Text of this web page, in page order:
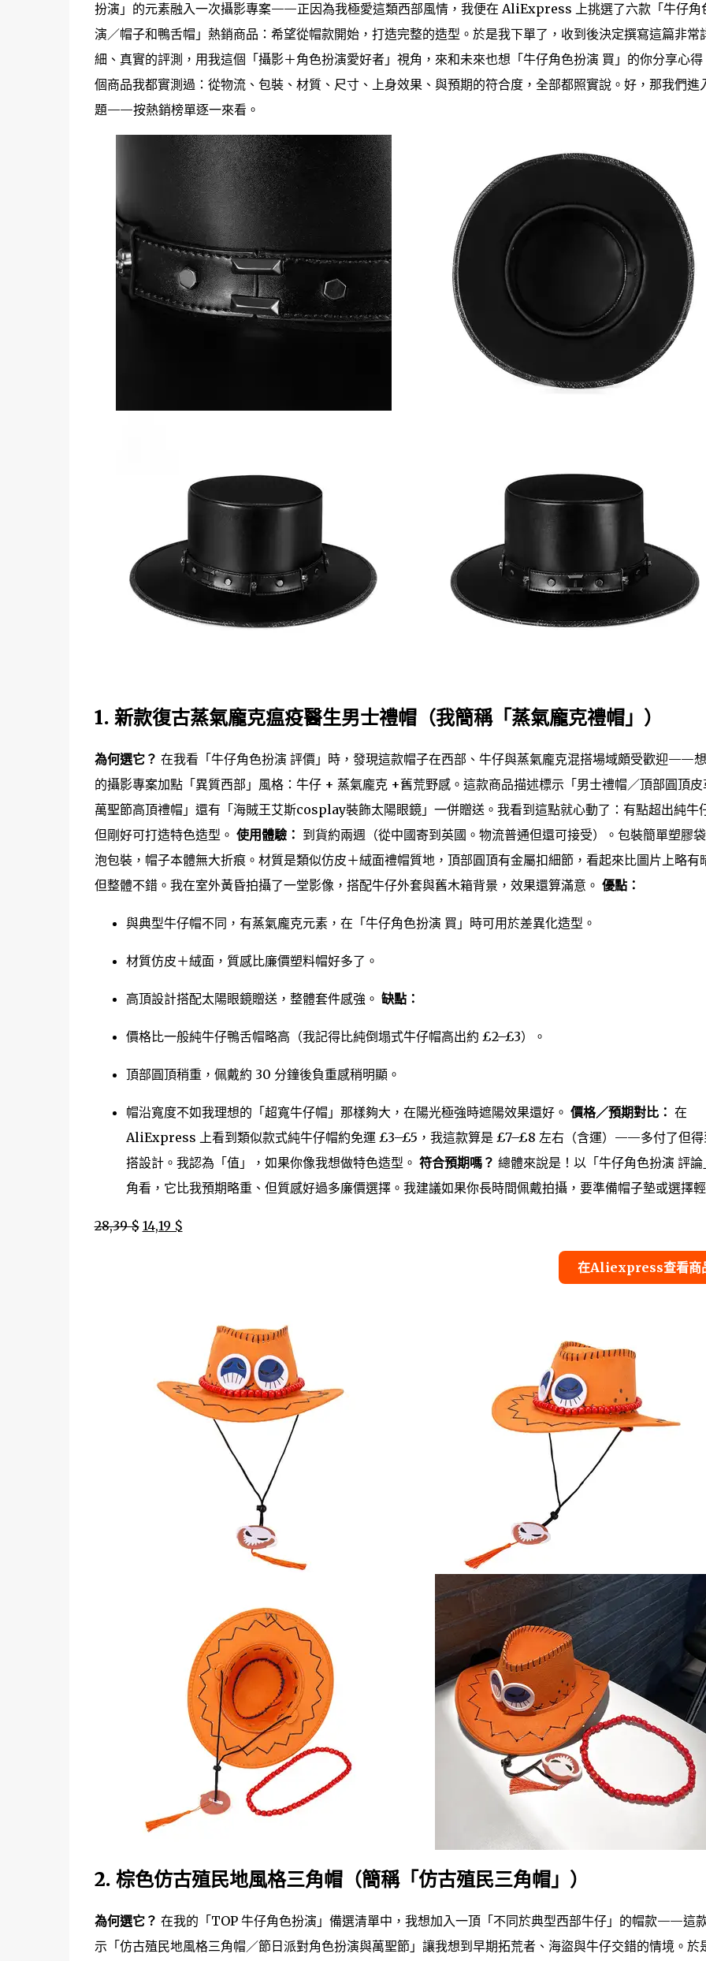
扮演」的元素融入一次攝影專案——正因為我極愛這類西部風情，我便在 AliExpress 上挑選了六款「牛仔角
演／帽子和鴨舌帽」熱銷商品：希望從帽款開始，打造完整的造型。於是我下單了，收到後決定撰寫這篇非常
細、真實的評測，用我這個「攝影＋角色扮演愛好者」視角，來和未來也想「牛仔角色扮演 買」的你分享心得
個商品我都實測過：從物流、包裝、材質、尺寸、上身效果、與預期的符合度，全部都照實說。好，那我們進
題——按熱銷榜單逐一來看。
1. 新款復古蒸氣龐克瘟疫醫生男士禮帽（我簡稱「蒸氣龐克禮帽」）
為何選它？ 在我看「牛仔角色扮演 評價」時，發現這款帽子在西部、牛仔與蒸氣龐克混搭場域頗受歡迎——
的攝影專案加點「異質西部」風格：牛仔 + 蒸氣龐克 +舊荒野感。這款商品描述標示「男士禮帽／頂部圓頂皮
萬聖節高頂禮帽」還有「海賊王艾斯cosplay裝飾太陽眼鏡」一併贈送。我看到這點就心動了：有點超出純牛
但剛好可打造特色造型。 使用體驗： 到貨約兩週（從中國寄到英國。物流普通但還可接受）。包裝簡單塑膠
泡包裝，帽子本體無大折痕。材質是類似仿皮＋絨面禮帽質地，頂部圓頂有金屬扣細節，看起來比圖片上略有
但整體不錯。我在室外黃昏拍攝了一堂影像，搭配牛仔外套與舊木箱背景，效果還算滿意。 優點：
與典型牛仔帽不同，有蒸氣龐克元素，在「牛仔角色扮演 買」時可用於差異化造型。
材質仿皮＋絨面，質感比廉價塑料帽好多了。
高頂設計搭配太陽眼鏡贈送，整體套件感強。 缺點：
價格比一般純牛仔鴨舌帽略高（我記得比純倒塌式牛仔帽高出約 £2–£3）。
頂部圓頂稍重，佩戴約 30 分鐘後負重感稍明顯。
帽沿寬度不如我理想的「超寬牛仔帽」那樣夠大，在陽光極強時遮陽效果還好。 價格／預期對比： 在
AliExpress 上看到類似款式純牛仔帽約免運 £3–£5，我這款算是 £7–£8 左右（含運）——多付了但得
搭設計。我認為「值」，如果你像我想做特色造型。 符合預期嗎？ 總體來說是！以「牛仔角色扮演 評論
角看，它比我預期略重、但質感好過多廉價選擇。我建議如果你長時間佩戴拍攝，要準備帽子墊或選擇
28,39 $ 14,19 $
在Aliexpress查看商
2. 棕色仿古殖民地風格三角帽（簡稱「仿古殖民三角帽」）
為何選它？ 在我的「TOP 牛仔角色扮演」備選清單中，我想加入一頂「不同於典型西部牛仔」的帽款——這
示「仿古殖民地風格三角帽／節日派對角色扮演與萬聖節」讓我想到早期拓荒者、海盜與牛仔交錯的情境。於